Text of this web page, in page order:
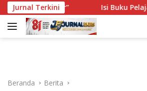
Langsung
ke
konten
Jurnal Terkini
putar” Isi Buku Pelajaran Akan
Beranda Berita